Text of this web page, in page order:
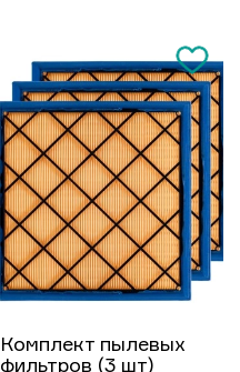
Комплект пылевых
фильтров (3 шт)